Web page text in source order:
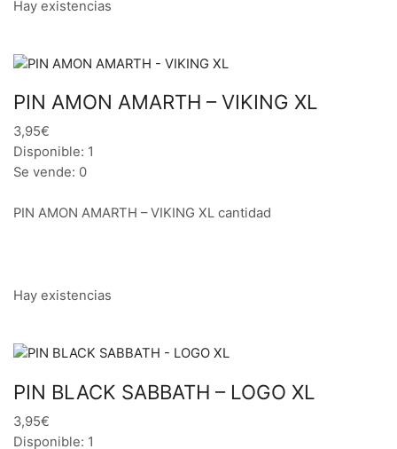
Hay existencias
PIN AMON AMARTH – VIKING XL
3,95€
Disponible: 1
Se vende: 0
PIN AMON AMARTH – VIKING XL cantidad
Hay existencias
PIN BLACK SABBATH – LOGO XL
3,95€
Disponible: 1